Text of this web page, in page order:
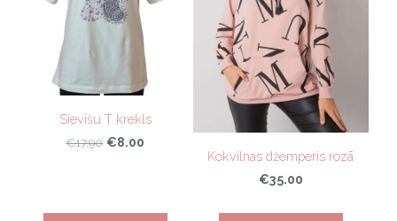
Sievišu T krekls
€17.90 €8.00
Kokvilnas džemperis rozā
€35.00